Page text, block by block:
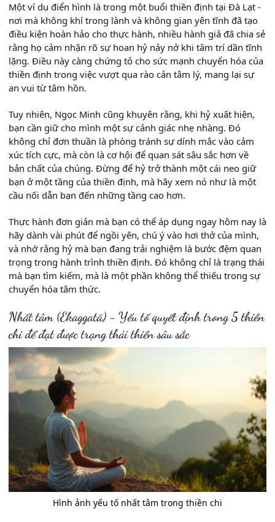
Một ví dụ điển hình là trong một buổi thiền định tại Đà Lạt -
nơi mà không khí trong lành và không gian yên tĩnh đã tạo
điều kiện hoàn hảo cho thực hành, nhiều hành giả đã chia sẻ
rằng họ cảm nhận rõ sự hoan hỷ nảy nở khi tâm trí dần tĩnh
lặng. Điều này càng chứng tỏ cho sức mạnh chuyển hóa của
thiền định trong việc vượt qua rào cản tâm lý, mang lại sự
an vui từ tâm hồn.
Tuy nhiên, Ngọc Minh cũng khuyên rằng, khi hỷ xuất hiện,
bạn cần giữ cho mình một sự cảnh giác nhẹ nhàng. Đó
không chỉ đơn thuần là phòng tránh sự dính mắc vào cảm
xúc tích cực, mà còn là cơ hội để quan sát sâu sắc hơn về
bản chất của chúng. Đừng để hỷ trở thành một cái neo giữ
bạn ở một tầng của thiền định, mà hãy xem nó như là một
cầu nối dẫn bạn đến những tầng cao hơn.
Thực hành đơn giản mà bạn có thể áp dụng ngay hôm nay là
hãy dành vài phút để ngồi yên, chú ý vào hơi thở của mình,
và nhớ rằng hỷ mà bạn đang trải nghiệm là bước đệm quan
trọng trong hành trình thiền định. Đó không chỉ là trạng thái
mà bạn tìm kiếm, mà là một phần không thể thiếu trong sự
chuyển hóa tâm thức.
Nhất tâm (Ekaggatā) - Yếu tố quyết định trong 5 thiền
chi để đạt được trạng thái thiền sâu sắc
Hình ảnh yếu tố nhất tâm trong thiền chi